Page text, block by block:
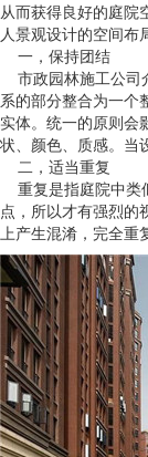
从而获得良好的庭院
人景观设计的空间布
一，保持团结
市政园林施工公司
系的部分整合为一个
实体。统一的原则会
状、颜色、质感。当
二，适当重复
重复是指庭院中类
点，所以才有强烈的
上产生混淆，完全重